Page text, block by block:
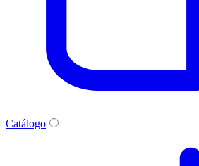
Catálogo